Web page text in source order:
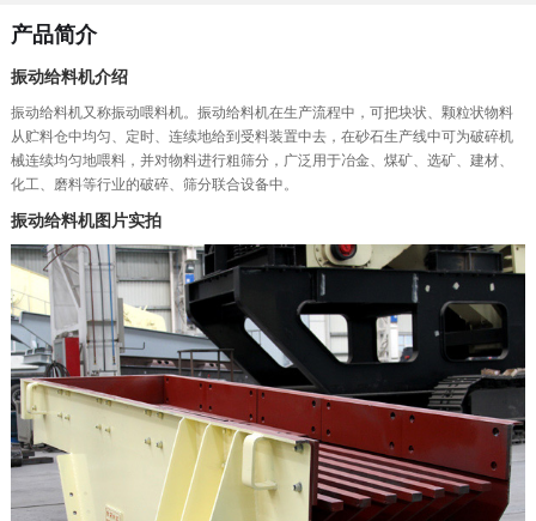
产品简介
振动给料机介绍
振动给料机又称振动喂料机。振动给料机在生产流程中，可把块状、颗粒状物料
从贮料仓中均匀、定时、连续地给到受料装置中去，在砂石生产线中可为破碎机
械连续均匀地喂料，并对物料进行粗筛分，广泛用于冶金、煤矿、选矿、建材、
化工、磨料等行业的破碎、筛分联合设备中。
振动给料机图片实拍